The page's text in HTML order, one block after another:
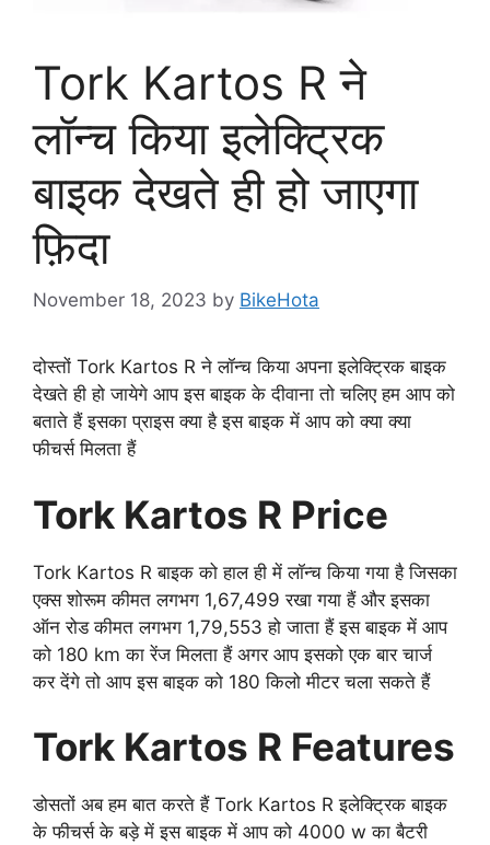
Tork Kartos R ने
लॉन्च किया इलेक्ट्रिक
बाइक देखते ही हो जाएगा
फ़िदा
November 18, 2023 by BikeHota
दोस्तों Tork Kartos R ने लॉन्च किया अपना इलेक्ट्रिक बाइक
देखते ही हो जायेगे आप इस बाइक के दीवाना तो चलिए हम आप को
बताते हैं इसका प्राइस क्या है इस बाइक में आप को क्या क्या
फीचर्स मिलता हैं
Tork Kartos R Price
Tork Kartos R बाइक को हाल ही में लॉन्च किया गया है जिसका
एक्स शोरूम कीमत लगभग 1,67,499 रखा गया हैं और इसका
ऑन रोड कीमत लगभग 1,79,553 हो जाता हैं इस बाइक में आप
को 180 km का रेंज मिलता हैं अगर आप इसको एक बार चार्ज
कर देंगे तो आप इस बाइक को 180 किलो मीटर चला सकते हैं
Tork Kartos R Features
डोसतों अब हम बात करते हैं Tork Kartos R इलेक्ट्रिक बाइक
के फीचर्स के बड़े में इस बाइक में आप को 4000 w का बैटरी